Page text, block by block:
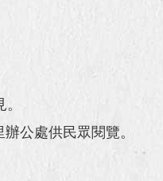
公處供民眾閱覽。